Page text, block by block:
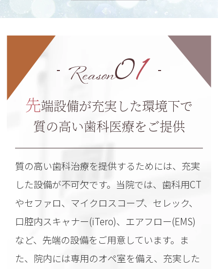
Reason01
先端設備が充実した環境下で
質の高い歯科医療をご提供
質の高い歯科治療を提供するためには、充実
した設備が不可欠です。当院では、歯科用CT
やセファロ、マイクロスコープ、セレック、
口腔内スキャナー(iTero)、エアフロー(EMS)
など、先端の設備をご用意しています。ま
た、院内には専用のオペ室を備え、充実した